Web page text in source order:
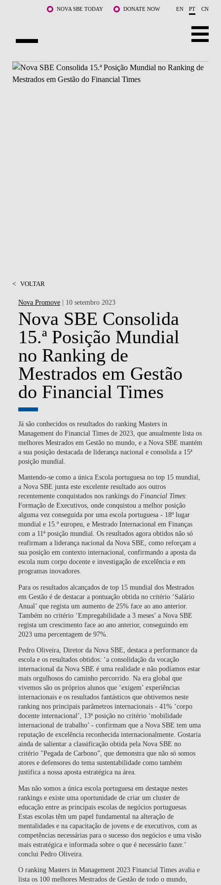
Saltar para o conteúdo principalNOVA SBE TODAY DONATE NOW EN PT CN
SOBRE NÓS
< VOLTAR
Nova Promove| 10 setembro 2023
Nova SBE Consolida
15.ª Posição Mundial
no Ranking de
Mestrados em Gestão
do Financial Times
Já são conhecidos os resultados do ranking Masters in
Management do Financial Times de 2023, que anualmente lista os
melhores Mestrados em Gestão no mundo, e a Nova SBE mantém
a sua posição destacada de liderança nacional e consolida a 15ª
posição mundial.
Mantendo-se como a única Escola portuguesa no top 15 mundial,
a Nova SBE junta este excelente resultado aos outros
recentemente conquistados nos rankings do Financial Times:
Formação de Executivos, onde conquistou a melhor posição
alguma vez conseguida por uma escola portuguesa - 18º lugar
mundial e 15.º europeu, e Mestrado Internacional em Finanças
com a 11ª posição mundial. Os resultados agora obtidos não só
reafirmam a liderança nacional da Nova SBE, como reforçam a
sua posição em contexto internacional, confirmando a aposta da
escola num corpo docente e investigação de excelência e em
programas inovadores.
Para os resultados alcançados de top 15 mundial dos Mestrados
em Gestão é de destacar a pontuação obtida no critério ‘Salário
Anual’ que regista um aumento de 25% face ao ano anterior.
Também no critério ‘Empregabilidade a 3 meses’ a Nova SBE
regista um crescimento face ao ano anterior, conseguindo em
2023 uma percentagem de 97%.
Pedro Oliveira, Diretor da Nova SBE, destaca a performance da
escola e os resultados obtidos: ‘a consolidação da vocação
internacional da Nova SBE é uma realidade e não podíamos estar
mais orgulhosos do caminho percorrido. Na era global que
vivemos são os próprios alunos que ‘exigem’ experiências
internacionais e os resultados fantásticos que obtivemos neste
ranking nos principais parâmetros internacionais - 41% ‘corpo
docente internacional’, 13ª posição no critério ‘mobilidade
internacional de trabalho’ - confirmam que a Nova SBE tem uma
reputação de excelência reconhecida internacionalmente. Gostaria
ainda de salientar a classificação obtida pela Nova SBE no
critério "Pegada de Carbono”, que demonstra que não só somos
atores e defensores do tema sustentabilidade como também
justifica a nossa aposta estratégica na área.
Mas não somos a única escola portuguesa em destaque nestes
rankings e existe uma oportunidade de criar um cluster de
educação entre as principais escolas de negócios portuguesas.
Estas escolas têm um papel fundamental na alteração de
mentalidades e na capacitação de jovens e de executivos, com as
competências necessárias para o sucesso dos negócios e uma visão
mais estratégica e informada sobre o que é necessário fazer.’
conclui Pedro Oliveira.
O ranking Masters in Management 2023 Financial Times avalia e
lista os 100 melhores Mestrados de Gestão de todo o mundo,